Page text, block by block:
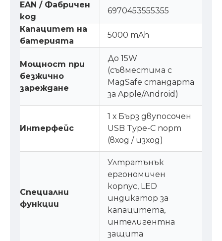
EAN / Фабричен
код
6970453555355
Капацитет на
батерията
5000 mAh
Мощност при
безжично
зареждане
До 15W
(съвместима с
MagSafe стандарта
за Apple/Android)
Интерфейс
1 х Бърз двупосочен
USB Type-C порт
(вход / изход)
Специални
функции
Ултратънък
ергономичен
корпус, LED
индикатор за
капацитета,
интелигентна
защита